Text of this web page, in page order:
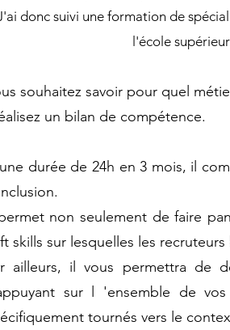
donc suivi une formation de
l'école
souhaitez savoir pour quel
un bilan de compétence.
durée de 24h en 3 mois, il
non seulement de faire
skills sur lesquelles les
ailleurs, il vous permettra de
sur l 'ensemble de
tournés vers le